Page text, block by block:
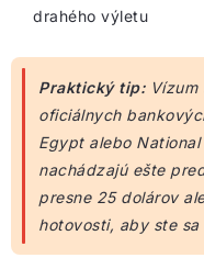
drahého výletu
Praktický tip:Vízum
oficiálnych
Egypt alebo
nachádzajú ešte
presne 25 dolárov
hotovosti, aby ste